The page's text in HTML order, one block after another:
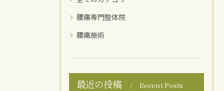
腰痛専門整体院
腰痛施術
最近の投稿 Recent Posts